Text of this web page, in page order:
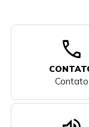
call
Contato